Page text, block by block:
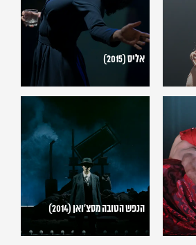
אליס (2015)
הנפש הטובה מסצ'ואן (2014)